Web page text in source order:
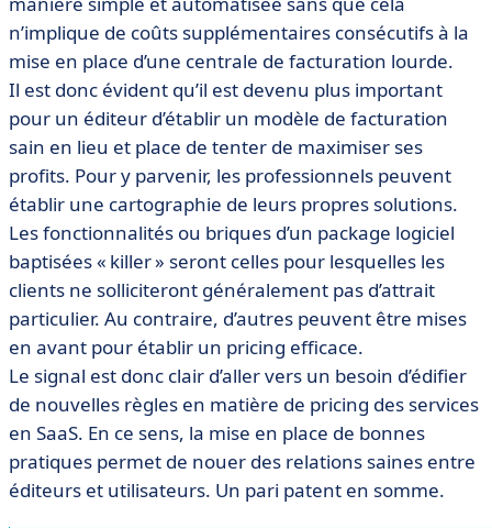
n’implique de coûts supplémentaires consécutifs à la
mise en place d’une centrale de facturation lourde.
Il est donc évident qu’il est devenu plus important
pour un éditeur d’établir un modèle de facturation
sain en lieu et place de tenter de maximiser ses
profits. Pour y parvenir, les professionnels peuvent
établir une cartographie de leurs propres solutions.
Les fonctionnalités ou briques d’un package logiciel
baptisées « killer » seront celles pour lesquelles les
clients ne solliciteront généralement pas d’attrait
particulier. Au contraire, d’autres peuvent être mises
en avant pour établir un pricing efficace.
Le signal est donc clair d’aller vers un besoin d’édifier
de nouvelles règles en matière de pricing des services
en SaaS. En ce sens, la mise en place de bonnes
pratiques permet de nouer des relations saines entre
éditeurs et utilisateurs. Un pari patent en somme.